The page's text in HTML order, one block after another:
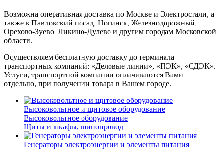
Возможна оперативная доставка по Москве и Электростали, а
также в Павловский посад, Ногинск, Железнодорожный,
Орехово-Зуево, Ликино-Дулево и другим городам Московской
области.
Осуществляем бесплатную доставку до терминала
транспортных компаний: «Деловые линии», «ПЭК», «СДЭК».
Услуги, транспортной компании оплачиваются Вами
отдельно, при получении товара в Вашем городе.
Высоковольтное и щитовое оборудование
Высоковольтное оборудование
Щиты и шкафы, шинопровод
Генераторы электроэнергии и элементы питания